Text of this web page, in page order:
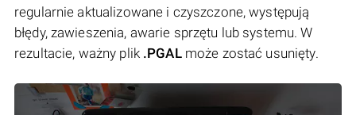
regularnie aktualizowane i czyszczone, występują
błędy, zawieszenia, awarie sprzętu lub systemu. W
rezultacie, ważny plik .PGALmoże zostać usunięty.